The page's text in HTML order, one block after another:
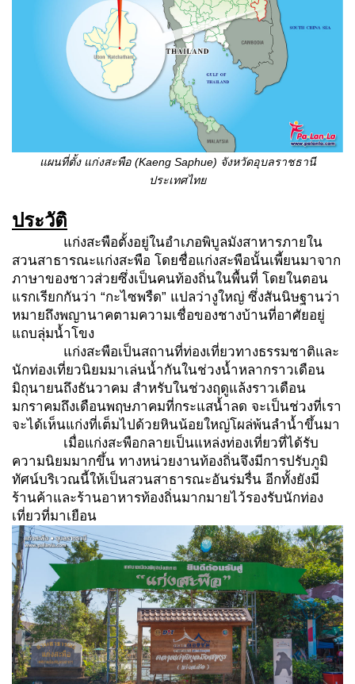
แผนที่ตั้ง แก่งสะพือ (Kaeng Saphue) จังหวัดอุบลราชธานี
ประเทศไทย
ประวัติ
แก่งสะพือตั้งอยู่ในอำเภอพิบูลมังสาหารภายใน
สวนสาธารณะแก่งสะพือ โดยชื่อแก่งสะพือนั้นเพี้ยนมาจาก
ภาษาของชาวส่วยซึ่งเป็นคนท้องถิ่นในพื้นที่ โดยในตอน
แรกเรียกกันว่า “กะไซพรืด” แปลว่างูใหญ่ ซึ่งสันนิษฐานว่า
หมายถึงพญานาคตามความเชื่อของชางบ้านที่อาศัยอยู่
แถบลุ่มน้ำโขง
แก่งสะพือเป็นสถานที่ท่องเที่ยวทางธรรมชาติและ
นักท่องเที่ยวนิยมมาเล่นน้ำกันในช่วงน้ำหลากราวเดือน
มิถุนายนถึงธันวาคม สำหรับในช่วงฤดูแล้งราวเดือน
มกราคมถึงเดือนพฤษภาคมที่กระแสน้ำลด จะเป็นช่วงที่เรา
จะได้เห็นแก่งที่เต็มไปด้วยหินน้อยใหญ่โผล่พ้นลำน้ำขึ้นมา
เมื่อแก่งสะพือกลายเป็นแหล่งท่องเที่ยวที่ได้รับ
ความนิยมมากขึ้น ทางหน่วยงานท้องถิ่นจึงมีการปรับภูมิ
ทัศน์บริเวณนี้ให้เป็นสวนสาธารณะอันร่มรื่น อีกทั้งยังมี
ร้านค้าและร้านอาหารท้องถิ่นมากมายไว้รองรับนักท่อง
เที่ยวที่มาเยือน